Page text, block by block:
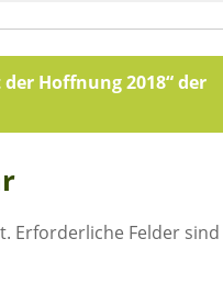
Hoffnung 2018“ der
Erforderliche Felder